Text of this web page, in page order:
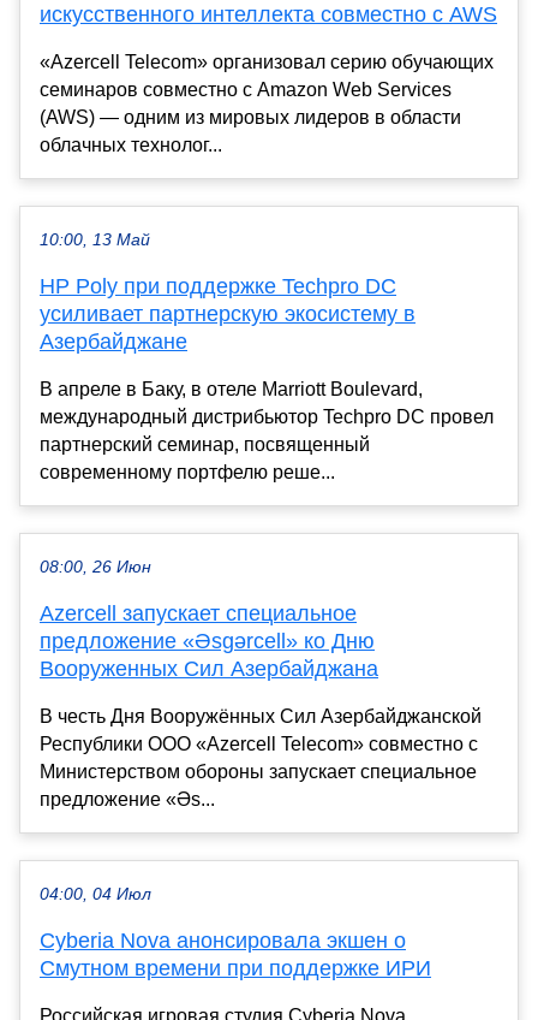
искусственного интеллекта совместно с AWS
«Azercell Telecom» организовал серию обучающих
семинаров совместно с Amazon Web Services
(AWS) — одним из мировых лидеров в области
облачных технолог...
10:00, 13 Май
HP Poly при поддержке Techpro DC
усиливает партнерскую экосистему в
Азербайджане
В апреле в Баку, в отеле Marriott Boulevard,
международный дистрибьютор Techpro DC провел
партнерский семинар, посвященный
современному портфелю реше...
08:00, 26 Июн
Azercell запускает специальное
предложение «Əsgərcell» ко Дню
Вооруженных Сил Азербайджана
В честь Дня Вооружённых Сил Азербайджанской
Республики ООО «Azercell Telecom» совместно с
Министерством обороны запускает специальное
предложение «Əs...
04:00, 04 Июл
Cyberia Nova анонсировала экшен о
Смутном времени при поддержке ИРИ
Российская игровая студия Cyberia Nova